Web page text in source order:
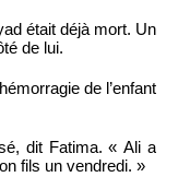
était déjà mort. Un
de lui.
de l’enfant
dit Fatima. « Ali a
fils un vendredi. »